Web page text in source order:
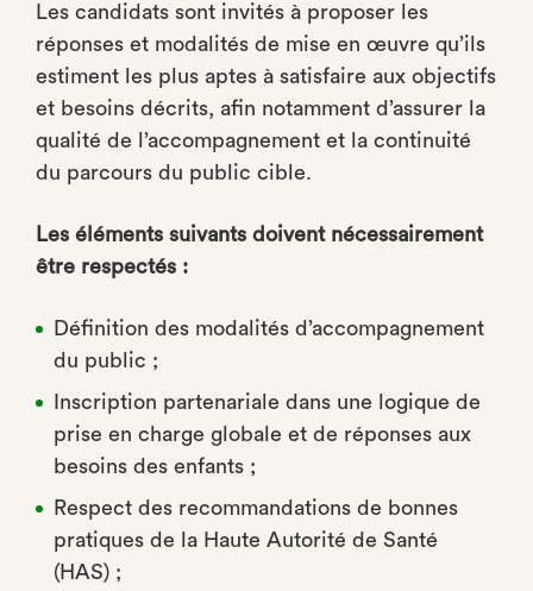
Les candidats sont invités à proposer les
réponses et modalités de mise en œuvre qu’ils
estiment les plus aptes à satisfaire aux objectifs
et besoins décrits, afin notamment d’assurer la
qualité de l’accompagnement et la continuité
du parcours du public cible.
Les éléments suivants doivent nécessairement
être respectés :
Définition des modalités d’accompagnement
du public ;
Inscription partenariale dans une logique de
prise en charge globale et de réponses aux
besoins des enfants ;
Respect des recommandations de bonnes
pratiques de la Haute Autorité de Santé
(HAS) ;